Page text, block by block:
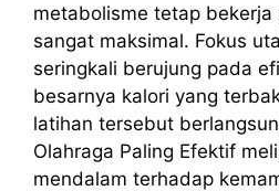
metabolisme tetap bekerja
sangat maksimal. Fokus
seringkali berujung pada
besarnya kalori yang
latihan tersebut
Olahraga Paling Efektif
mendalam terhadap